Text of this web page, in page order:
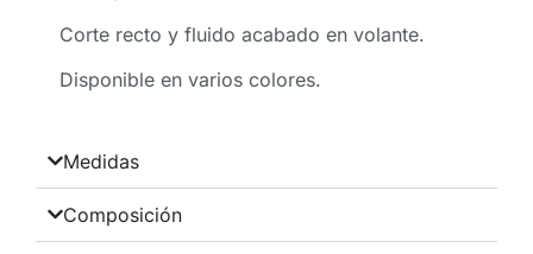
Corte recto y fluido acabado en volante.
Disponible en varios colores.
Medidas
Composición